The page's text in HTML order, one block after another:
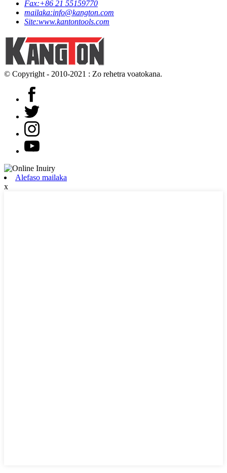
Fax:+86 21 55159770
mailaka:info@kangton.com
Site:www.kantontools.com
© Copyright - 2010-2021 : Zo rehetra voatokana.
Alefaso mailaka
x